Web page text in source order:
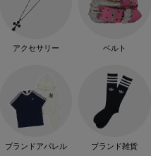
アクセサリー ベルト
ブランドアパレル ブランド雑貨